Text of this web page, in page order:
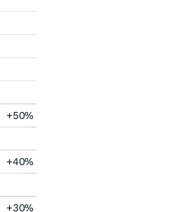
+50%
+40%
+30%